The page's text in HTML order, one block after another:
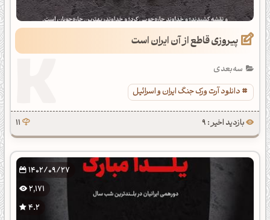
پیروزی قاطع از آن ایران است
سه‌بعدی
دانلود آرت ورک جنگ ایران و اسرائیل
بازدید اخیر : 9 11
1402/09/27
2,171
4.2